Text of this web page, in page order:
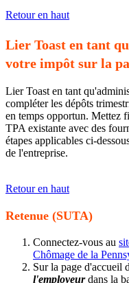
Retour en haut
Lier Toast en tant
votre impôt sur la
Lier Toast en tant
compléter les dépôts
en temps opportun. Mettez
TPA existante avec des
étapes applicables ci-
de l'entreprise.
Retour en haut
Retenue (SUTA)
Connectez-vous au
Chômage de la
Sur la page d'accueil
l'employeurdans la